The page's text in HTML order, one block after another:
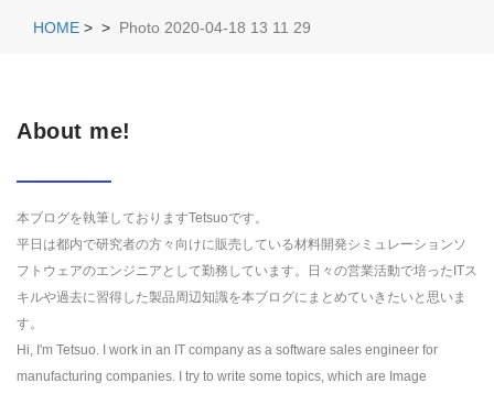
HOME > > Photo 2020-04-18 13 11 29
About me!
本ブログを執筆しておりますTetsuoです。
平日は都内で研究者の方々向けに販売している材料開発シミュレーションソ
フトウェアのエンジニアとして勤務しています。日々の営業活動で培ったITス
キルや過去に習得した製品周辺知識を本ブログにまとめていきたいと思いま
す。
Hi, I'm Tetsuo. I work in an IT company as a software sales engineer for
manufacturing companies. I try to write some topics, which are Image